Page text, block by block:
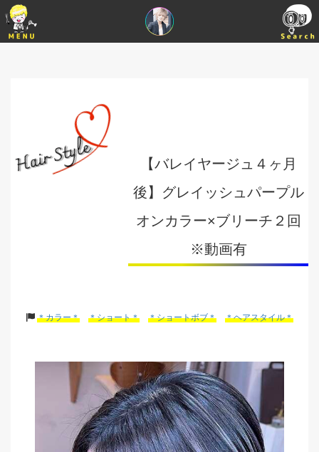
【バレイヤージュ４ヶ月
後】グレイッシュパープル
オンカラー×ブリーチ２回
※動画有
＊カラー＊ ＊ショート＊ ＊ショートボブ＊ ＊ヘアスタイル＊